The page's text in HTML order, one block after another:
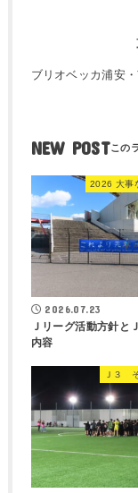
ブリオベッカ浦安
NEW POST
2026 大事
2026.07.23
Ｊリーグ活動方針と
内容
Ｊ３